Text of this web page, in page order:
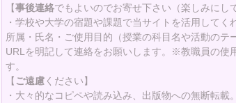
【事後連絡でもよいのでお寄せ下さい（楽しみにし
・学校や大学の宿題や課題で当サイトを活用してく
所属・氏名・ご使用目的（授業の科目名や活動のテ
URLを明記して連絡をお願いします。※教職員の使
す。
【 ご遠慮ください】
・大々的なコピペや読み込み、出版物への無断転載。